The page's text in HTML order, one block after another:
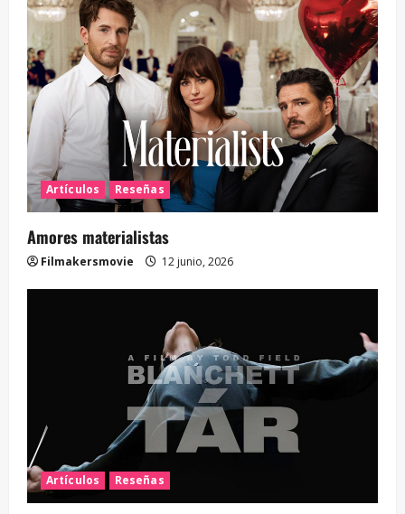
Artículos Reseñas
Amores materialistas
Filmakersmovie 12 junio, 2026
Artículos Reseñas